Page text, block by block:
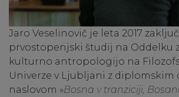
Jaro Veselinovič je leta 2017
prvostopenjski študij na Oddelku
kulturno antropologijo na
Univerze v Ljubljani z diplomskim
naslovom »Bosna v tranziciji,